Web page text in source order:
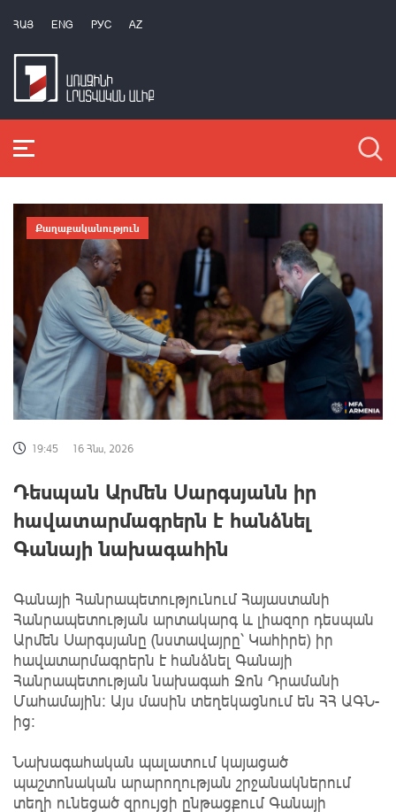
ՀԱՅ ENG РУС AZ
Քաղաքականություն
19:45 16 Հնս, 2026
Դեսպան Արմեն Սարգսյանն իր
հավատարմագրերն է հանձնել
Գանայի նախագահին
Գանայի Հանրապետությունում Հայաստանի
Հանրապետության արտակարգ և լիազոր դեսպան
Արմեն Սարգսյանը (նստավայրը՝ Կահիրե) իր
հավատարմագրերն է հանձնել Գանայի
Հանրապետության նախագահ Ջոն Դրամանի
Մահամային։ Այս մասին տեղեկացնում են ՀՀ ԱԳՆ-
ից:
Նախագահական պալատում կայացած
պաշտոնական արարողության շրջանակներում
տեղի ունեցած զրույցի ընթացքում Գանայի